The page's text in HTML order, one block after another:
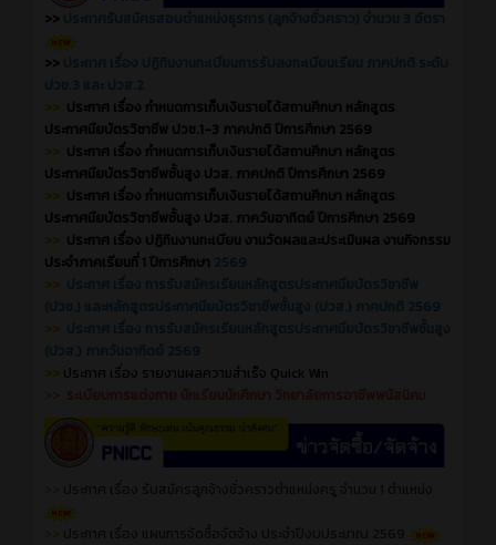
>>
>>
>> ประกาศ เรื่อง กำหนดการเก็บเงินรายได้สถานศึกษา หลักสูตร
ประกาศนียบัตรวิชาชีพ ปวช.1-3 ภาคปกติ ปีการศึกษา 2569
>> ประกาศ เรื่อง กำหนดการเก็บเงินรายได้สถานศึกษา หลักสูตร
ประกาศนียบัตรวิชาชีพชั้นสูง ปวส. ภาคปกติ ปีการศึกษา 2569
>> ประกาศ เรื่อง กำหนดการเก็บเงินรายได้สถานศึกษา หลักสูตร
ประกาศนียบัตรวิชาชีพชั้นสูง ปวส. ภาควันอาทิตย์ ปีการศึกษา 2569
>> ประกาศ เรื่อง ปฏิทินงานทะเบียน งานวัดผลและประเมินผล งานกิจกรรม
ประจำภาคเรียนที่ 1 ปีการศึกษา
>>
>>
>> ประกาศ เรื่อง รายงานผลความสำเร็จ Quick Win
>>